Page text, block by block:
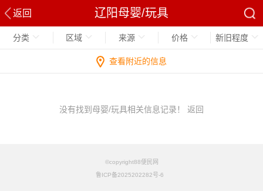
返回 辽阳母婴/玩具
分类 区域 来源 价格 新旧程度
查看附近的信息
没有找到母婴/玩具相关信息记录！ 返回
©copyright88便民网
鲁ICP备2025202282号-6